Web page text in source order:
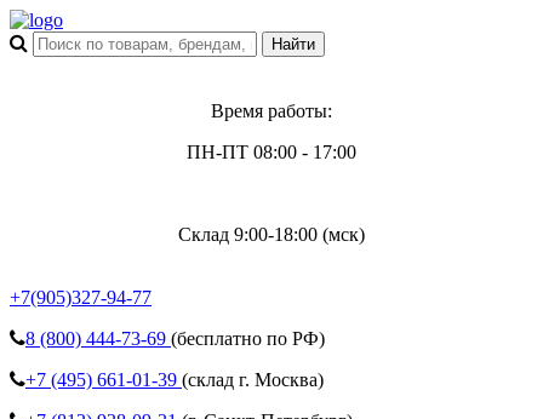
Время работы:
ПН-ПТ 08:00 - 17:00
Склад 9:00-18:00 (мск)
+7(905)327-94-77
8 (800) 444-73-69 (бесплатно по РФ)
+7 (495) 661-01-39 (склад г. Москва)